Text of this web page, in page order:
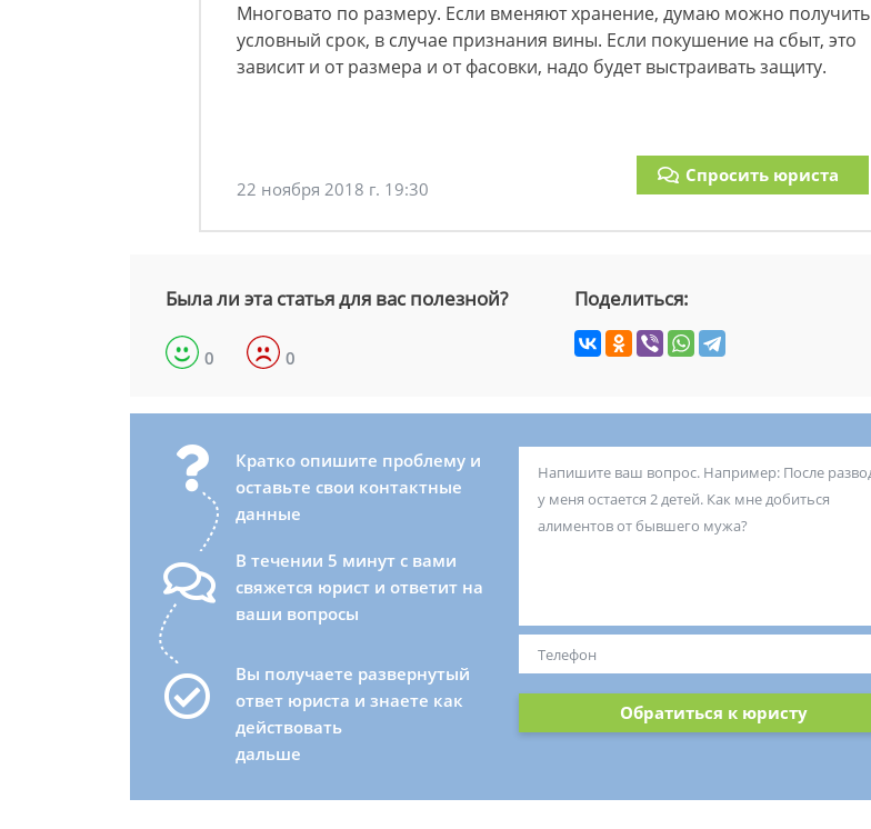
Многовато по размеру. Если вменяют хранение, думаю можно получить
условный срок, в случае признания вины. Если покушение на сбыт, это
зависит и от размера и от фасовки, надо будет выстраивать защиту.
22 ноября 2018 г. 19:30
Спросить юриста
Была ли эта статья для вас полезной?
0 0
Поделиться:
Кратко опишите проблему и
оставьте свои контактные
данные
В течении 5 минут с вами
свяжется юрист и ответит на
ваши вопросы
Вы получаете развернутый
ответ юриста и знаете как
действовать
дальше
Обратиться к юристу